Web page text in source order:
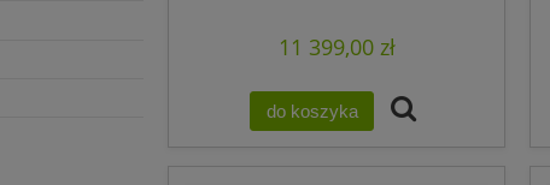
11 399,00 zł
do koszyka